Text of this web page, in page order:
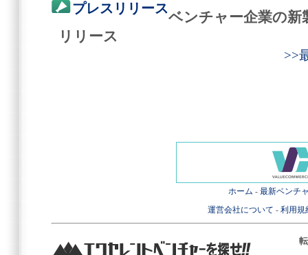
プレスリリース
ベンチャー企業の新
リリース
>>
ホーム - 最新ベンチ
運営会社について - 利用規